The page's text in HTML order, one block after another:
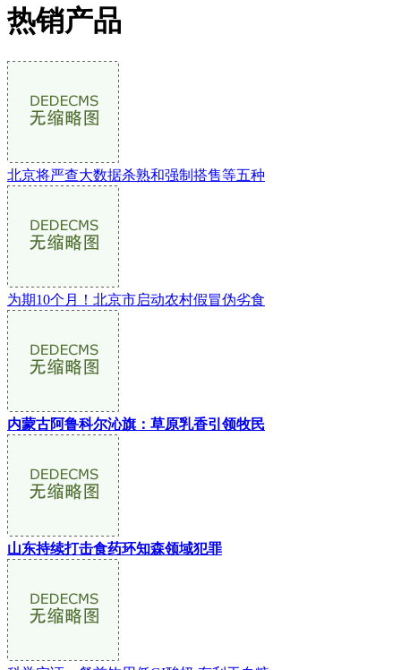
热销产品
北京将严查大数据杀熟和强制搭售等五种
为期10个月！北京市启动农村假冒伪劣食
内蒙古阿鲁科尔沁旗：草原乳香引领牧民
山东持续打击食药环知森领域犯罪